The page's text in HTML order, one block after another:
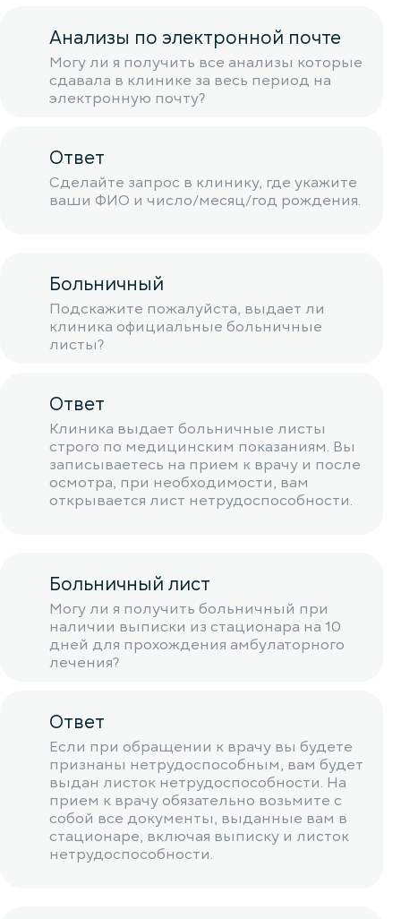
Анализы по электронной почте
Могу ли я получить все анализы которые
сдавала в клинике за весь период на
электронную почту?
Ответ
Сделайте запрос в клинику, где укажите
ваши ФИО и число/месяц/год рождения.
Больничный
Подскажите пожалуйста, выдает ли
клиника официальные больничные
листы?
Ответ
Клиника выдает больничные листы
строго по медицинским показаниям. Вы
записываетесь на прием к врачу и после
осмотра, при необходимости, вам
открывается лист нетрудоспособности.
Больничный лист
Могу ли я получить больничный при
наличии выписки из стационара на 10
дней для прохождения амбулаторного
лечения?
Ответ
Если при обращении к врачу вы будете
признаны нетрудоспособным, вам будет
выдан листок нетрудоспособности. На
прием к врачу обязательно возьмите с
собой все документы, выданные вам в
стационаре, включая выписку и листок
нетрудоспособности.